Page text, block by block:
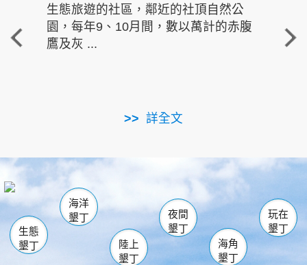
生態旅遊的社區，鄰近的社頂自然公
園，每年9、10月間，數以萬計的赤腹
鷹及灰 ...
詳全文
重
走進
南仁湖
海生館
恆春 佳樂水
龍鑾潭自然中心 森林遊樂區
瓊麻館
關山 墾管處遊客中心
社頂公園 風吹沙
船帆石
白砂 龍磐公園
香蕉灣
砂島
鵝鑾鼻
生態
墾丁
海洋
墾丁
陸上
墾丁
夜間
墾丁
海角
墾丁
玩在
墾丁